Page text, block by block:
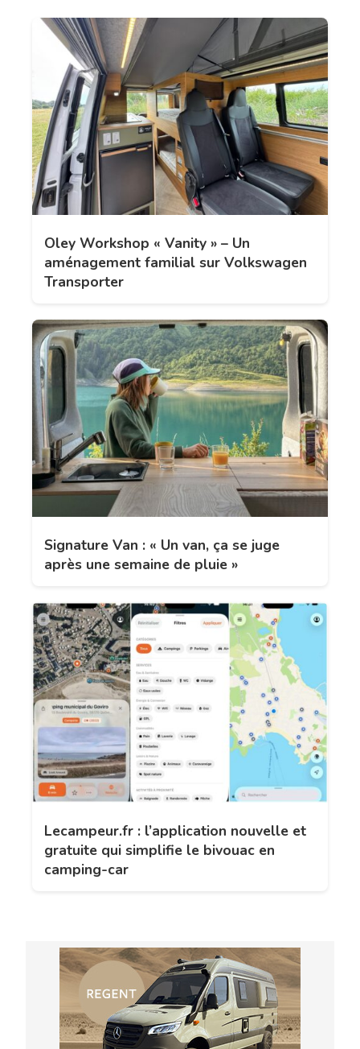
Oley Workshop « Vanity » – Un
aménagement familial sur Volkswagen
Transporter
Signature Van : « Un van, ça se juge
après une semaine de pluie »
Lecampeur.fr : l’application nouvelle et
gratuite qui simplifie le bivouac en
camping-car